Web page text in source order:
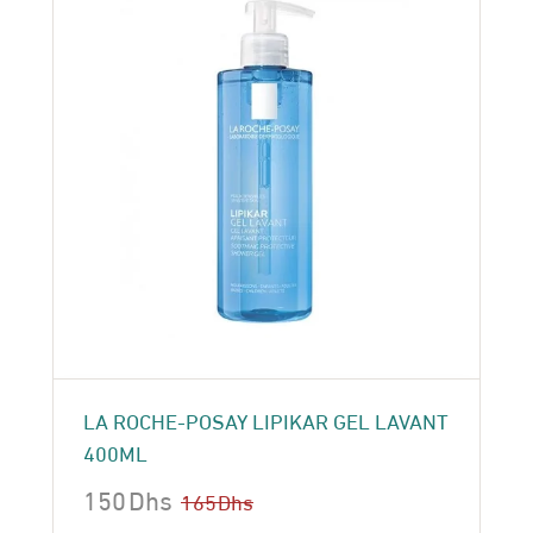
LA ROCHE-POSAY LIPIKAR GEL LAVANT
400ML
165Dhs
150Dhs